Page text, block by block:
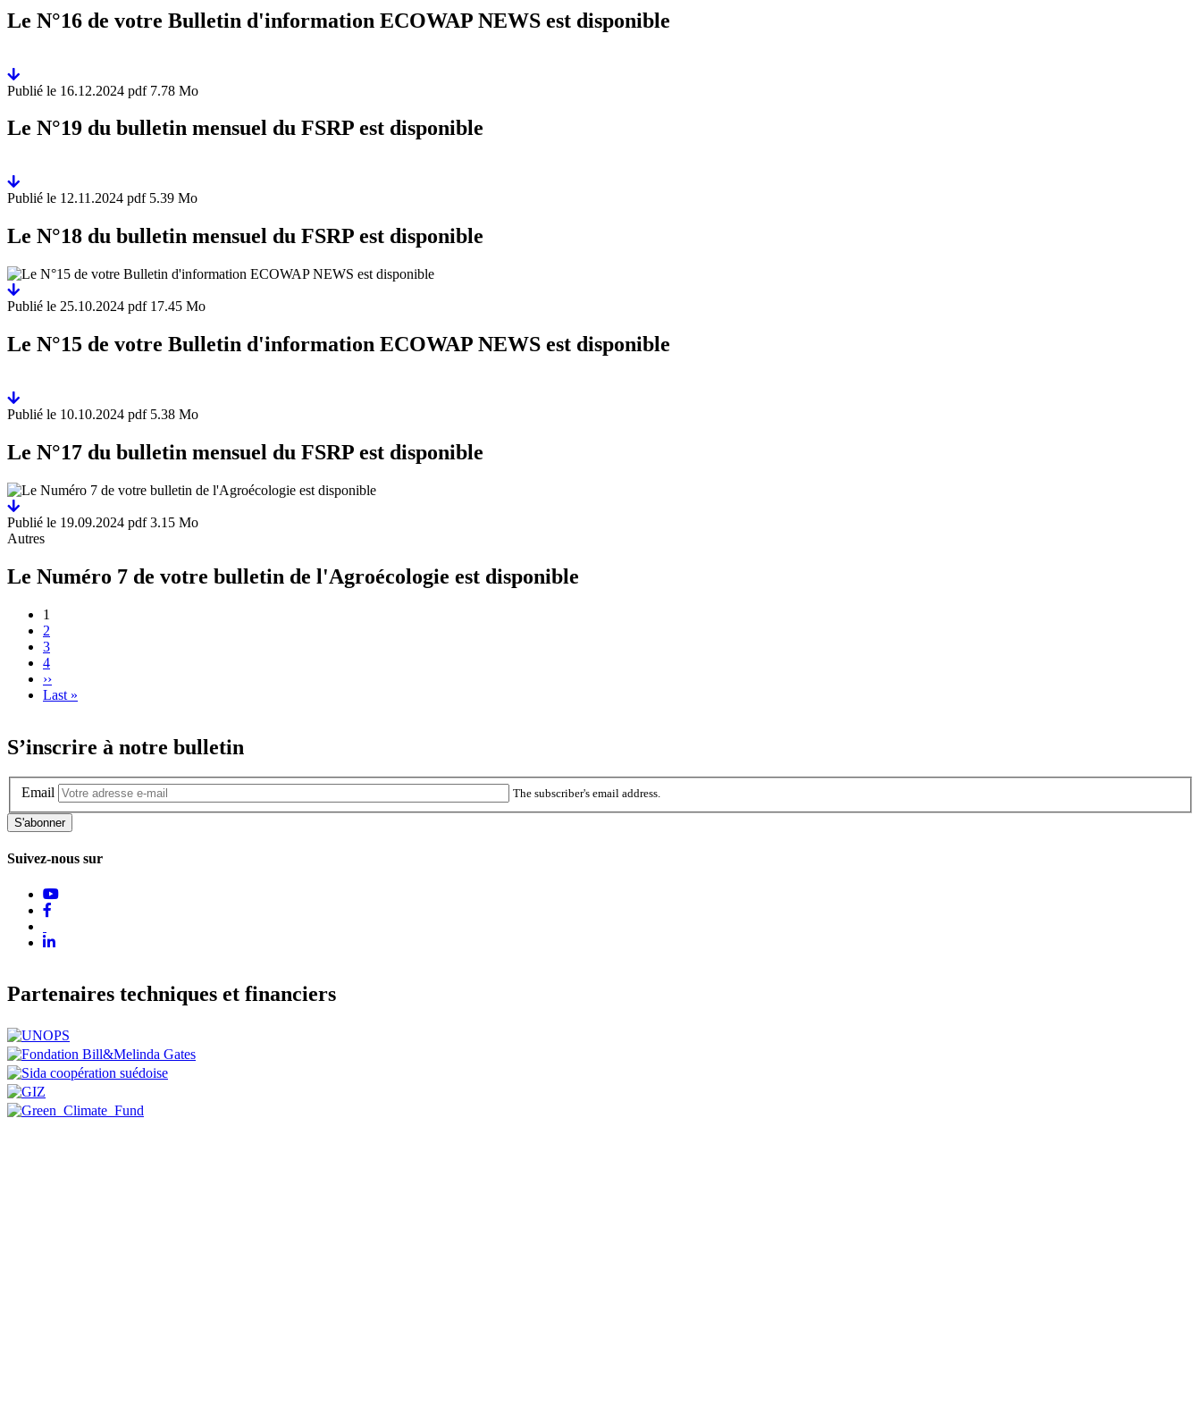
Le N°16 de votre Bulletin d'information ECOWAP NEWS est disponible
Publié le 16.12.2024 pdf 7.78 Mo
Le N°19 du bulletin mensuel du FSRP est disponible
Publié le 12.11.2024 pdf 5.39 Mo
Le N°18 du bulletin mensuel du FSRP est disponible
Publié le 25.10.2024 pdf 17.45 Mo
Le N°15 de votre Bulletin d'information ECOWAP NEWS est disponible
Publié le 10.10.2024 pdf 5.38 Mo
Le N°17 du bulletin mensuel du FSRP est disponible
Publié le 19.09.2024 pdf 3.15 Mo
Autres
Le Numéro 7 de votre bulletin de l'Agroécologie est disponible
Pagination
1
2
3
4
››Page
suivante
Last »
S’inscrire à notre bulletin
Email The subscriber's email address.
S'abonner
Suivez-nous sur
Partenaires techniques et financiers